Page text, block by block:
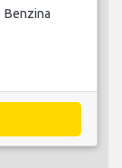
Benzina